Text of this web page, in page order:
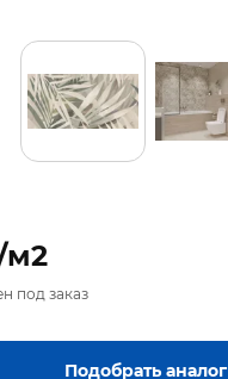
м2
под заказ
Подобрать аналог